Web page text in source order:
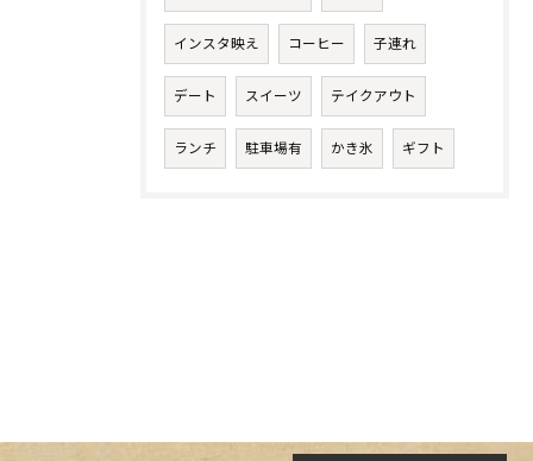
インスタ映え コーヒー 子連れ
デート スイーツ テイクアウト
ランチ 駐車場有 かき氷 ギフト